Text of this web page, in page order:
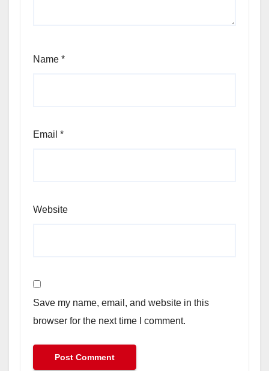
Name *
Email *
Website
Save my name, email, and website in this
browser for the next time I comment.